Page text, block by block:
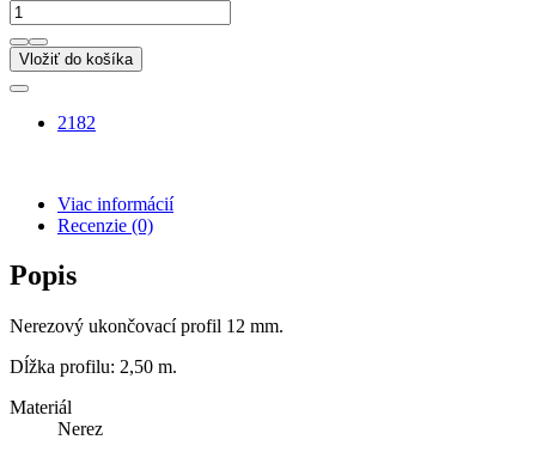
Vložiť do košíka
2182
Viac informácií
Recenzie (0)
Popis
Nerezový ukončovací profil 12 mm.
Dĺžka profilu: 2,50 m.
Materiál
Nerez